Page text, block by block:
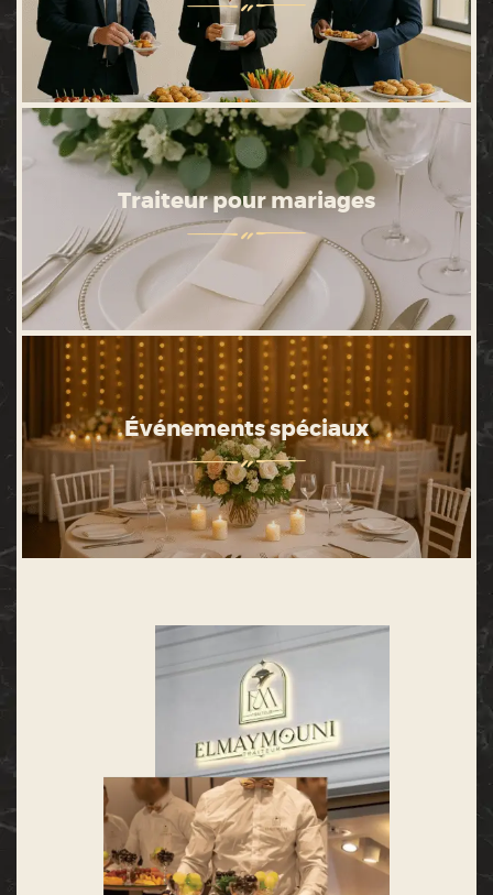
Traiteur pour mariages
Événements spéciaux